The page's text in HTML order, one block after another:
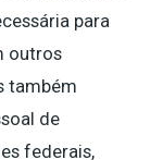
para
outros
também
de
federais,